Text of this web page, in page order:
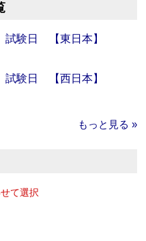
験日 【東日本】
験日 【西日本】
もっと見る »
て選択